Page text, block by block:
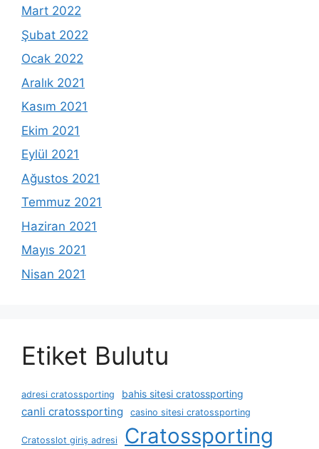
Mart 2022
Şubat 2022
Ocak 2022
Aralık 2021
Kasım 2021
Ekim 2021
Eylül 2021
Ağustos 2021
Temmuz 2021
Haziran 2021
Mayıs 2021
Nisan 2021
Etiket Bulutu
adresi cratossporting bahis sitesi cratossporting
canli cratossporting casino sitesi cratossporting
Cratosslot giriş adresi Cratossporting